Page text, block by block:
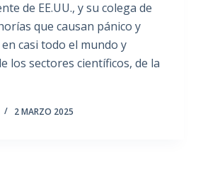
de EE.UU., y su colega de
que causan pánico y
casi todo el mundo y
los sectores científicos, de la
2 MARZO 2025